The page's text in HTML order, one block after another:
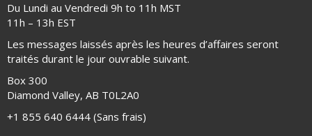
Du Lundi au Vendredi 9h to 11h MST
11h – 13h EST
Les messages laissés après les heures d’affaires seront
traités durant le jour ouvrable suivant.
Box 300
Diamond Valley, AB T0L2A0
+1 855 640 6444 (Sans frais)